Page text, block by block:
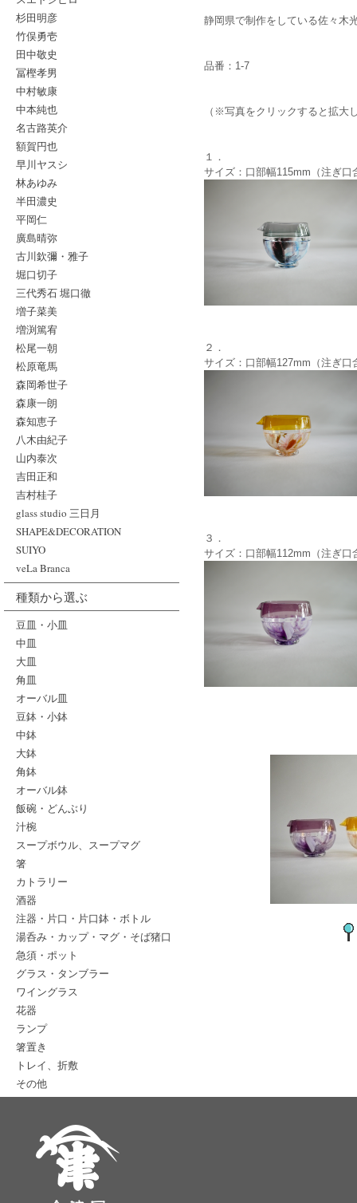
杉田明彦
竹俣勇壱
田中敬史
冨樫孝男
中村敏康
中本純也
名古路英介
額賀円也
早川ヤスシ
林あゆみ
半田濃史
平岡仁
廣島晴弥
古川欽彌・雅子
堀口切子
三代秀石 堀口徹
増子菜美
増渕篤宥
松尾一朝
松原竜馬
森岡希世子
森康一朗
森知恵子
八木由紀子
山内泰次
吉田正和
吉村桂子
glass studio 三日月
SHAPE&DECORATION
SUIYO
veLa Branca
種類から選ぶ
豆皿・小皿
中皿
大皿
角皿
オーバル皿
豆鉢・小鉢
中鉢
大鉢
角鉢
オーバル鉢
飯碗・どんぶり
汁椀
スープボウル、スープマグ
箸
カトラリー
酒器
注器・片口・片口鉢・ボトル
湯呑み・カップ・マグ・そば猪口
急須・ポット
グラス・タンブラー
ワイングラス
花器
ランプ
箸置き
トレイ、折敷
その他
静岡県で制作をしている佐々木
品番：1-7
（※写真をクリックすると拡大
１．
サイズ：口部幅115mm（注ぎ
２．
サイズ：口部幅127mm（注ぎ
３．
サイズ：口部幅112mm（注ぎ